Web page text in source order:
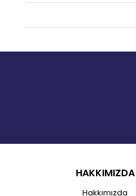
HAKKIMIZDA
Hakkımızda